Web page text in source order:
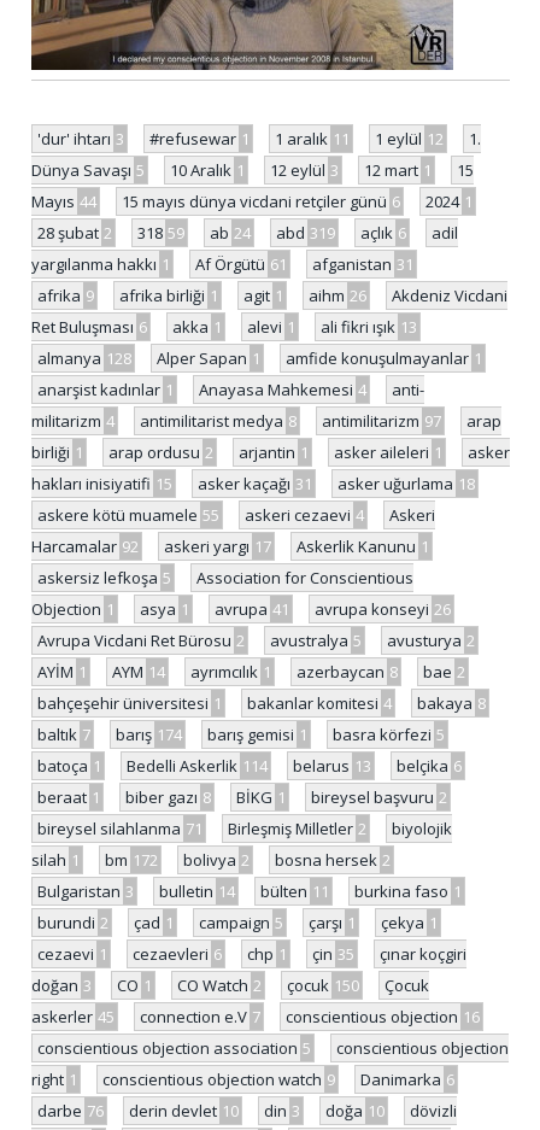
'dur' ihtarı 3 #refusewar 1 1 aralık 11 1 eylül 12
1.
Dünya Savaşı 5 10 Aralık 1 12 eylül 3 12 mart 1
15
Mayıs 44 15 mayıs dünya vicdani retçiler günü 6 2024 1
28 şubat 2 318 59 ab 24 abd 319 açlık 6
adil
yargılanma hakkı 1 Af Örgütü 61 afganistan 31
afrika 9 afrika birliği 1 agit 1 aihm 26
Akdeniz Vicdani
Ret Buluşması 6 akka 1 alevi 1 ali fikri ışık 13
almanya 128 Alper Sapan 1 amfide konuşulmayanlar 1
anarşist kadınlar 1 Anayasa Mahkemesi 4
anti-
militarizm 4 antimilitarist medya 8 antimilitarizm 97
arap
birliği 1 arap ordusu 2 arjantin 1 asker aileleri 1
asker
hakları inisiyatifi 15 asker kaçağı 31 asker uğurlama 18
askere kötü muamele 55 askeri cezaevi 4
Askeri
Harcamalar 92 askeri yargı 17 Askerlik Kanunu 1
askersiz lefkoşa 5
Association for Conscientious
Objection 1 asya 1 avrupa 41 avrupa konseyi 26
Avrupa Vicdani Ret Bürosu 2 avustralya 5 avusturya 2
AYİM 1 AYM 14 ayrımcılık 1 azerbaycan 8 bae 2
bahçeşehir üniversitesi 1 bakanlar komitesi 4 bakaya 8
baltık 7 barış 174 barış gemisi 1 basra körfezi 5
batoça 1 Bedelli Askerlik 114 belarus 13 belçika 6
beraat 1 biber gazı 8 BİKG 1 bireysel başvuru 2
bireysel silahlanma 71 Birleşmiş Milletler 2
biyolojik
silah 1 bm 172 bolivya 2 bosna hersek 2
Bulgaristan 3 bulletin 14 bülten 11 burkina faso 1
burundi 2 çad 1 campaign 5 çarşı 1 çekya 1
cezaevi 1 cezaevleri 6 chp 1 çin 35
çınar koçgiri
doğan 3 CO 1 CO Watch 2 çocuk 150
Çocuk
askerler 45 connection e.V 7 conscientious objection 16
conscientious objection association 5
conscientious objection
right 1 conscientious objection watch 9 Danimarka 6
darbe 76 derin devlet 10 din 3 doğa 10
dövizli